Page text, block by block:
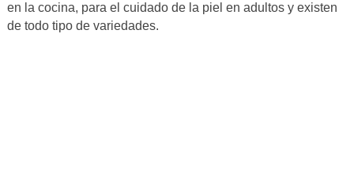
en la cocina, para el cuidado de la piel en adultos y existen
de todo tipo de variedades.